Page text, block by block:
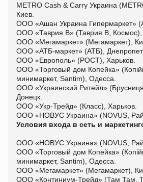
METRO Cash & Carry Украина
Киев.
ООО «Ашан Украина Гипермаркет»
ООО «Таврия В» (Таврия В, Космос),
ООО «Мегамаркет» (Мегамаркет),
ООО «АТБ-маркет» (АТБ),
ООО «Европоль» (РОСТ), Харьков.
ООО «Торговый дом Копейка»
минимаркет, Santim), Одесса.
ООО «Украинский Ритейл»
Донецк.
ООО «Укр-Трейд» (Класс), Харьков.
ООО «НОВУС Украина» (NOVUS,
Условия входа в сеть и
ООО «НОВУС Украина» (NOVUS,
ООО «Торговый дом Копейка»
минимаркет, Santim), Одесса.
ООО «Мегамаркет» (Мегамаркет),
ООО «Континиум-Трейд» (Там Там,